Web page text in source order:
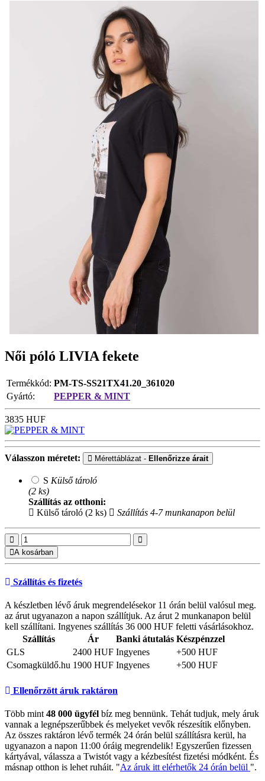
Női póló LIVIA fekete
Termékkód: PM-TS-SS21TX41.20_361020
Gyártó:
PEPPER & MINT
3835 HUF
Válasszon méretet: Mérettáblázat - Ellenőrizze árait
S Külső tároló
(2 ks)
Szállítás az otthoni:
Külső tároló (2 ks)
Szállítás 4-7 munkanapon belül
A kosárban
Szállítás és fizetés
A készletben lévő áruk megrendelésekor 11 órán belül valósul meg.
az árut ugyanazon a napon szállítjuk. Az árut 2 munkanapon belül
kell szállítani. Ingyenes szállítás 36 000 HUF feletti vásárlásokhoz.
Szállítás
Ár Banki átutalás Készpénzzel
GLS
2400 HUF Ingyenes
+500 HUF
Csomagküldő.hu 1900 HUF Ingyenes +500 HUF
Ellenőrzött áruk raktáron
Több mint 48 000 ügyfél bíz meg bennünk. Tehát tudjuk, mely áruk
vannak a legnépszerűbbek és melyeket vevők részesítik előnyben.
Az összes raktáron lévő termék 24 órán belül szállításra kerül, ha
ugyanazon a napon 11:00 óráig megrendelik! Egyszerűen fizessen
kártyával, válassza a Twistót vagy a kézbesítést fizetési módként. És
másnap otthon is lehet ruháit. "Az áruk itt elérhetők 24 órán belül ".